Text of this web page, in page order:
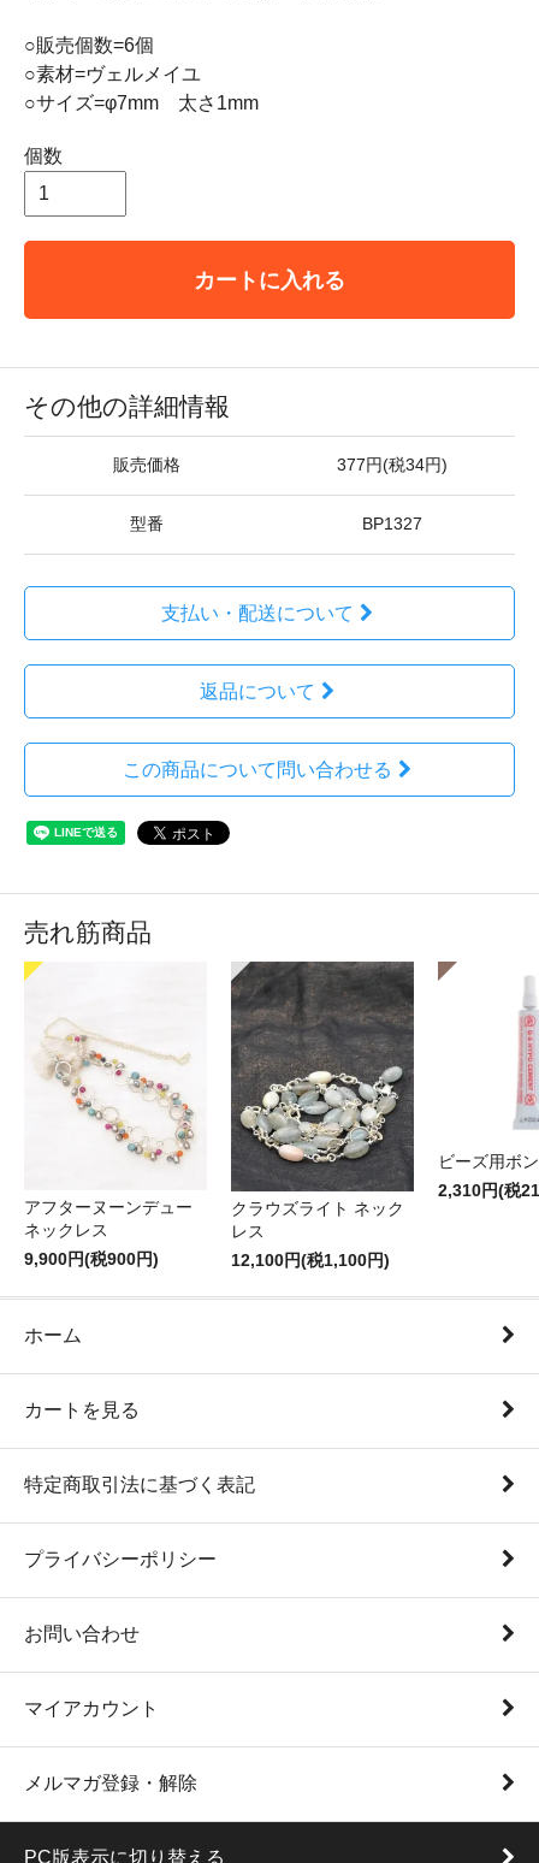
○販売個数=6個
○素材=ヴェルメイユ
○サイズ=φ7mm 太さ1mm
個数
カートに入れる
その他の詳細情報
販売価格 377円(税34円)
型番 BP1327
支払い・配送について
返品について
この商品について問い合わせる
売れ筋商品
アフターヌーンデュー
ネックレス
9,900円(税900円)
クラウズライト ネック
レス
12,100円(税1,100円)
ビーズ用ボ
2,310円(税
ホーム
カートを見る
特定商取引法に基づく表記
プライバシーポリシー
お問い合わせ
マイアカウント
メルマガ登録・解除
PC版表示に切り替える